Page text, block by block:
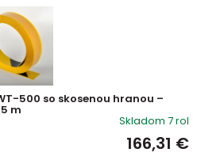
500 so skosenou hranou –
m
Skladom 7 rol
166,31 €